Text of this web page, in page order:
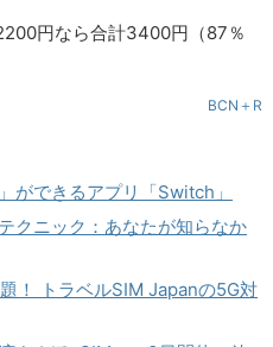
円なら合計3400円（87％
BCN＋R
ができるアプリ「Switch」
クニック：あなたが知らなか
！ トラベルSIM Japanの5G対